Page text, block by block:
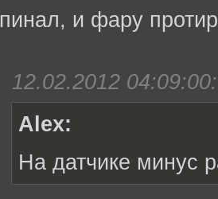
пинал, и фару
12.02.2012 04:09:00:
Alex:
На датчике минус